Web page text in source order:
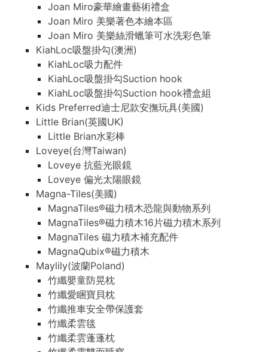
Joan Miro豪華繪畫藝術禮盒
Joan Miro 美樂著色本繪本區
Joan Miro 美樂絲滑蠟筆可水洗彩色筆
KiahLoc吸盤掛勾(澳洲)
KiahLoc吸力配件
KiahLoc吸盤掛勾Suction hook
KiahLoc吸盤掛勾Suction hook禮盒組
Kids Preferred迪士尼款安撫玩具(美國)
Little Brian(英國UK)
Little Brian水彩棒
Loveye(台灣Taiwan)
Loveye 抗藍光眼鏡
Loveye 偏光太陽眼鏡
Magna-Tiles(美國)
MagnaTiles®磁力積木恐龍與動物系列
MagnaTiles®磁力積木16片磁力積木系列
MagnaTiles 磁力積木補充配件
MagnaQubix®磁力積木
Maylily(波蘭Poland)
竹纖嬰童防晃枕
竹纖愛睏寶貝枕
竹纖推車安全帶保護套
竹纖柔雲毯
竹纖柔雲蓬蓬枕